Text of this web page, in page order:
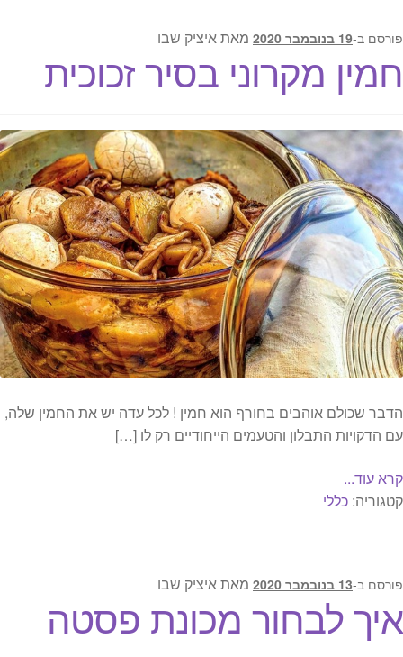
פורסם ב-19 בנובמבר 2020 מאתאיציק שבו
חמין מקרוני בסיר זכוכית
הדבר שכולם אוהבים בחורף הוא חמין ! לכל עדה יש את החמין שלה,
עם הדקויות התבלון והטעמים הייחודיים רק לו […]
קרא עוד...
קטגוריה: כללי
פורסם ב-13 בנובמבר 2020 מאתאיציק שבו
איך לבחור מכונת פסטה